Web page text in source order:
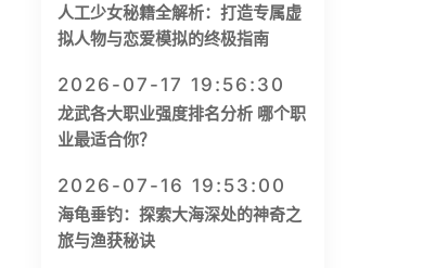
人工少女秘籍全解析：打造专属虚
拟人物与恋爱模拟的终极指南
2026-07-17 19:56:30
龙武各大职业强度排名分析 哪个职
业最适合你？
2026-07-16 19:53:00
海龟垂钓：探索大海深处的神奇之
旅与渔获秘诀